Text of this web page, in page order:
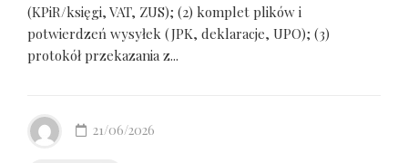
(KPiR/księgi, VAT, ZUS); (2) komplet plików i
potwierdzeń wysyłek (JPK, deklaracje, UPO); (3)
protokół przekazania z...
21/06/2026